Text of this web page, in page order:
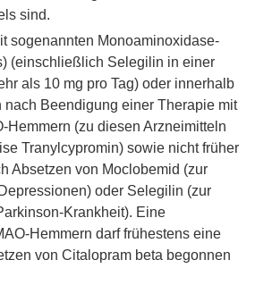
sind.
sogenannten Monoaminoxidase-
(einschließlich Selegilin in einer
als 10 mg pro Tag) oder innerhalb
nach Beendigung einer Therapie mit
Hemmern (zu diesen Arzneimitteln
Tranylcypromin) sowie nicht früher
Absetzen von Moclobemid (zur
oder Selegilin (zur
Krankheit). Eine
Hemmern darf frühestens eine
von Citalopram beta begonnen